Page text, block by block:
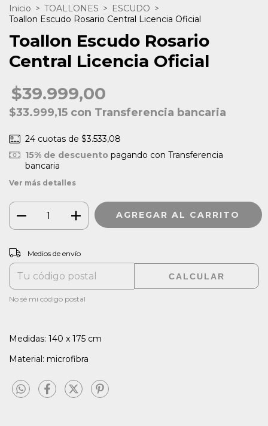
Inicio > TOALLONES > ESCUDO >
Toallon Escudo Rosario Central Licencia Oficial
Toallon Escudo Rosario
Central Licencia Oficial
$39.999,00
$33.999,15 con Transferencia bancaria
24 cuotas de $3.533,08
15% de descuento pagando con Transferencia
bancaria
Ver más detalles
Entregas para el CP:
Medios de envío
CALCULAR
No sé mi código postal
Medidas: 140 x 175 cm
Material: microfibra